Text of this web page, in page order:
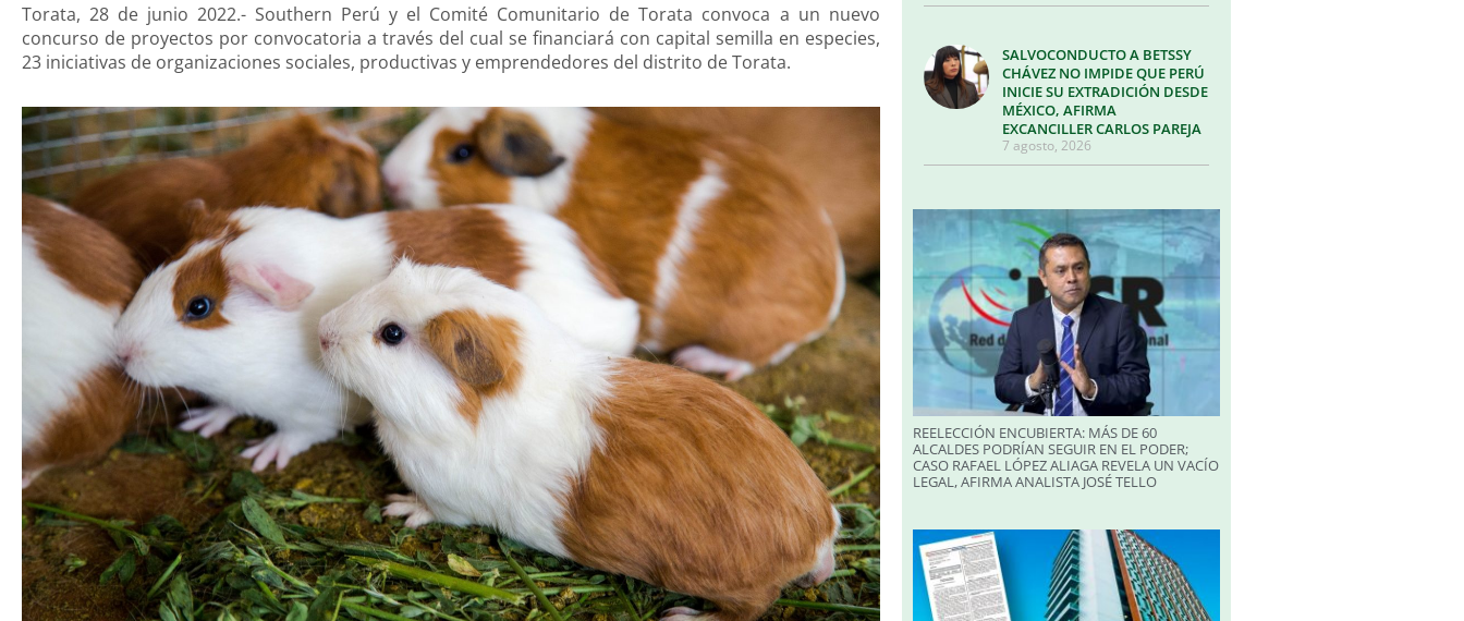
Torata, 28 de junio 2022.- Southern Perú y el Comité Comunitario de Torata convoca a un nuevo
concurso de proyectos por convocatoria a través del cual se financiará con capital semilla en especies,
23 iniciativas de organizaciones sociales, productivas y emprendedores del distrito de Torata.
SALVOCONDUCTO A BETSSY
CHÁVEZ NO IMPIDE QUE PERÚ
INICIE SU EXTRADICIÓN DESDE
MÉXICO, AFIRMA
EXCANCILLER CARLOS PAREJA
7 agosto, 2026
REELECCIÓN ENCUBIERTA: MÁS DE 60
ALCALDES PODRÍAN SEGUIR EN EL PODER;
CASO RAFAEL LÓPEZ ALIAGA REVELA UN VACÍO
LEGAL, AFIRMA ANALISTA JOSÉ TELLO